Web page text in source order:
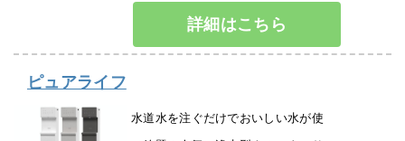
詳細はこちら
ピュアライフ
水道水を注ぐだけでおいしい水が使